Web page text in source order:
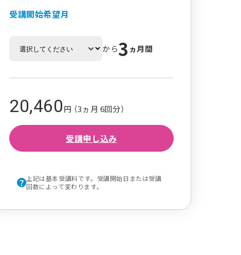
受講開始希望月
から3 ヵ月間
20,460円 （3ヵ月 6回分）
受講申し込み
上記は基本受講料です。受講開始日または受講
回数によって変わります。